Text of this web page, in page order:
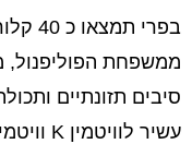
בפרי
ממשפחת הפוליפנול,
סיבים תזונתיים